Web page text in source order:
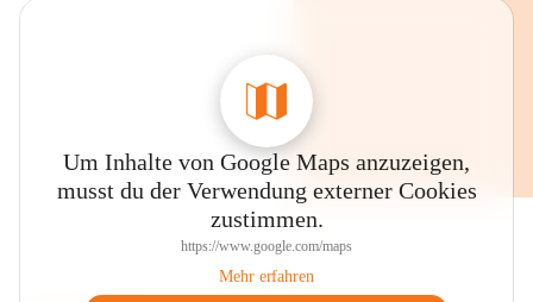
Um Inhalte von Google Maps anzuzeigen,
musst du der Verwendung externer Cookies
zustimmen.
https://www.google.com/maps
Mehr erfahren